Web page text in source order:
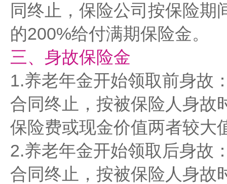
同终止，保险公司按保险期
的200%给付满期保险金。
三、身故保险金
1.养老年金开始领取前身故
合同终止，按被保险人身故
保险费或现金价值两者较大
2.养老年金开始领取后身故
合同终止，按被保险人身故